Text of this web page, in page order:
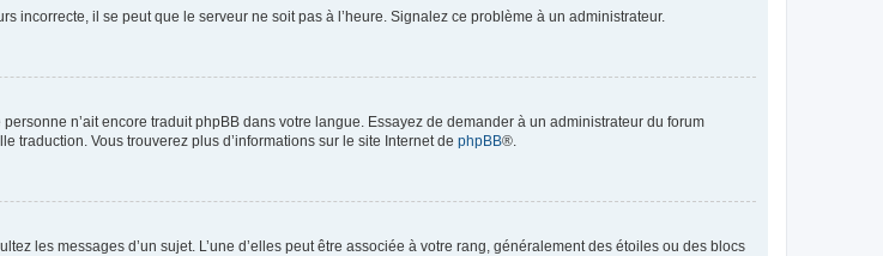
incorrecte, il se peut que le serveur ne soit pas à l’heure. Signalez ce problème à un administrateur.
n’ait encore traduit phpBB dans votre langue. Essayez de demander à un administrateur du forum
traduction. Vous trouverez plus d’informations sur le site Internet de phpBB®.
les messages d’un sujet. L’une d’elles peut être associée à votre rang, généralement des étoiles ou des blocs